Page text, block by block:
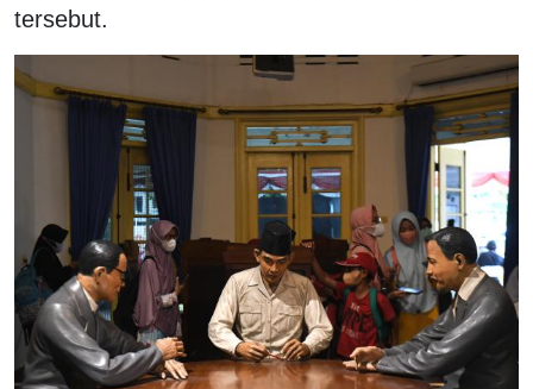
tersebut.